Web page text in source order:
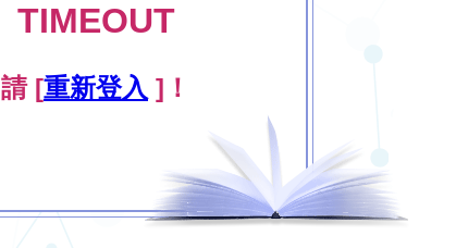
TIMEOUT
請 [重新登入 ]！